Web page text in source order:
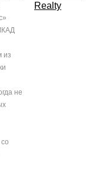
из
не
Realty